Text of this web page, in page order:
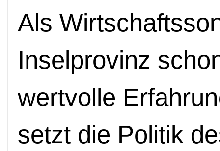
Als
Inselprovinz
wertvolle
setzt die Politik